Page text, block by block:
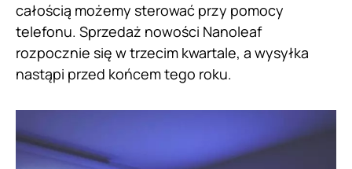
całością możemy sterować przy pomocy
telefonu. Sprzedaż nowości Nanoleaf
rozpocznie się w trzecim kwartale, a wysyłka
nastąpi przed końcem tego roku.